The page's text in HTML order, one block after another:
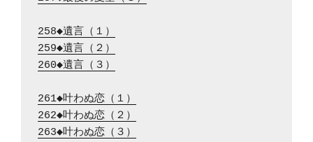
258◆遺言（１）
259◆遺言（２）
260◆遺言（３）
261◆叶わぬ恋（１）
262◆叶わぬ恋（２）
263◆叶わぬ恋（３）